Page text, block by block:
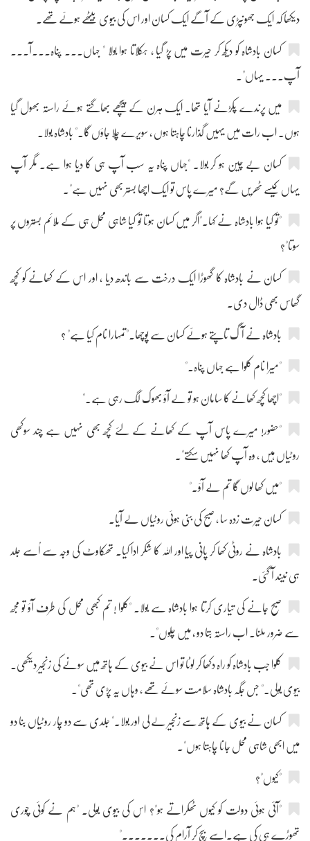
دیکھا کہ ایک جھونپڑی کے آگے ایک کسان اور اس کی بیوی بیٹھے ہوئے تھے۔
کسان بادشاہ کو دیکھ کر حیرت میں پڑ گیا ، ہکلاتا ہوا بولا " جہاں۔۔۔ پناہ۔۔۔آ۔۔۔
آپ۔۔۔ یہاں"۔
میں پرندے پکڑنے آیا تھا۔ ایک ہرن کے پیچھے بھاگتے ہوئے راستہ بھول گیا
ہوں۔ اب رات میں یہیں گذارنا چاہتا ہوں ، سویرے چلا جاؤں گا۔" بادشاہ بولا۔
کسان بے چین ہو کر بولا۔ "جہاں پناہ یہ سب آپ ہی کا دیا ہوا ہے۔ مگر آپ
یہاں کیسے ٹھریں گے؟ میرے پاس تو ایک اچھا بستر بھی نہیں ہے"۔
"تو کیا ہوا بادشاہ نے کہا۔"اگر میں کسان ہوتا تو کیا شاہی محل ہی کے ملائم بستروں پر
سوتا"؟
کسان نے بادشاہ کا گھوڑا ایک درخت سے باندھ دیا ، اور اس کے کھانے کو کچھ
گھاس بھی ڈال دی۔
بادشاہ نے آگ تاپتے ہوئے کسان سے پوچھا۔"تمہارا نام کیا ہے" ؟
"میرا نام کلوا ہے جہاں پناہ۔"
"اچھا کچھ کھانے کا سامان ہو تو لے آؤ بھوک لگ رہی ہے۔"
"حضور! میرے پاس آپ کے کھانے کے لئے کچھ بھی نہیں ہے چند سوکھی
روٹیاں ہیں ، وہ آپ کھا نہیں سکتے"۔
"میں کھا لوں گا تم لے آؤ۔"
کسان حیرت زدہ سا ، صبح کی بنی ہوئی روٹیاں لے آیا۔
بادشاہ نے روٹی کھا کر پانی پیا اور اللہ کا شکر ادا کیا۔ تھکاوٹ کی وجہ سے اُسے جلد
ہی نیند آ گئی۔
صبح جانے کی تیاری کرتا ہوا بادشاہ سے بولا۔ "کلوا ! تم کبھی محل کی طرف آؤ تو مجھ
سے ضرور ملنا۔ اب راستہ بتا دو ، میں چلوں"۔
کلوا جب بادشاہ کو راہ دکھا کر لوٹا تو اس نے بیوی کے ہاتھ میں سونے کی زنجیر دیکھی۔
بیوی بولی۔" جس جگہ بادشاہ سلامت سوئے تھے ، وہاں یہ پڑی تھی"۔
کسان نے بیوی کے ہاتھ سے زنجیر لے لی اور بولا۔" جلدی سے دو چار روٹیاں بنا دو
میں ابھی شاہی محل جانا چاہتا ہوں"۔
"کیوں"؟
"آئی ہوئی دولت کو کیوں ٹھکراتے ہو"؟ اس کی بیوی بولی۔ "ہم نے کوئی چوری
تھوڑے ہی کی ہے۔اسے بیچ کر آرام کی۔۔۔۔۔۔۔"